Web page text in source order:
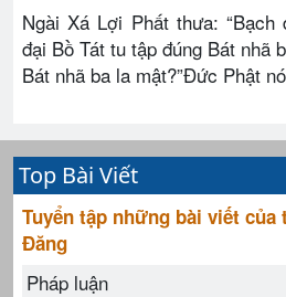
Ngài Xá Lợi Phất thưa:
đại Bồ Tát tu tập đúng Bát nhã
Bát nhã ba la mật?”Đức Phật
Top Bài Viết
Tuyển tập những bài viết của
Đăng
Pháp luận